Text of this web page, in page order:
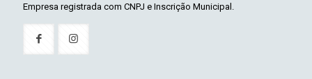
Empresa registrada com CNPJ e Inscrição Municipal.